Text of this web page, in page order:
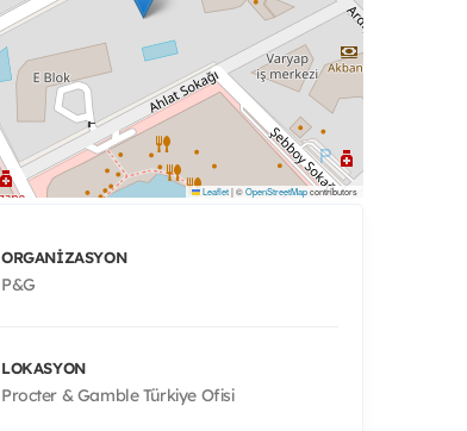
Leaflet|©OpenStreetMapcontributors
ORGANIZASYON
P&G
LOKASYON
Procter & Gamble Türkiye Ofisi